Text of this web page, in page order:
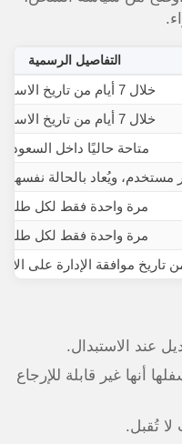
التفاصيل الرسمية
خلال 7 أيام من تاريخ الاستلام
خلال 7 أيام من تاريخ الاستلام
متاحة حاليًا داخل السعودية
مستخدم، ويُعاد بالحالة
مرة واحدة فقط لكل طلب
مرة واحدة فقط لكل طلب
عند الاستبدال.
أنها غير قابلة للإرجاع
تُقبل.